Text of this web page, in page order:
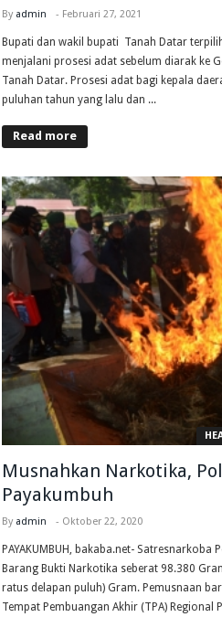
By admin - Februari 27, 2021
Bupati dan wakil bupati Tanah Datar
menjalani prosesi adat sebelum diarak ke
Tanah Datar. Prosesi adat bagi kepala
puluhan tahun yang lalu dan ...
Read more
Musnahkan Narkotika,
Payakumbuh
By admin - Oktober 22, 2020
PAYAKUMBUH, bakaba.net- Satresnarkoba
Barang Bukti Narkotika seberat 98.380
ratus delapan puluh) Gram. Pemusnaan
Tempat Pembuangan Akhir (TPA)